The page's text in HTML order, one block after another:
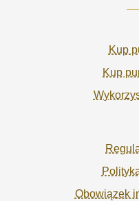
Kup
Kup
Obowiązek